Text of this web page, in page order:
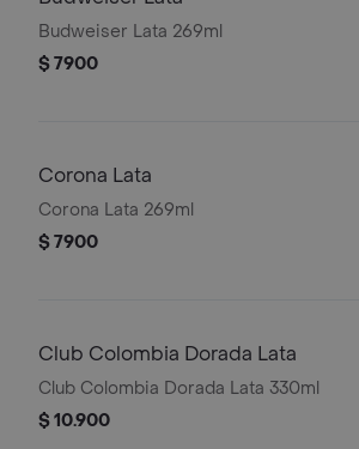
Budweiser Lata 269ml
$ 7900
Corona Lata
Corona Lata 269ml
$ 7900
Club Colombia Dorada Lata
Club Colombia Dorada Lata 330ml
$ 10.900